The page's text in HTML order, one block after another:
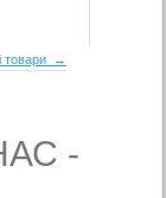
товари →
-